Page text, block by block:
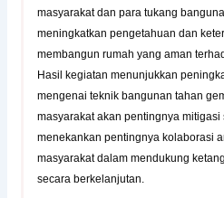
masyarakat dan para tukang
meningkatkan pengetahuan dan
membangun rumah yang aman
Hasil kegiatan menunjukkan
mengenai teknik bangunan tahan
masyarakat akan pentingnya mitigasi
menekankan pentingnya kolaborasi
masyarakat dalam mendukung
secara berkelanjutan.